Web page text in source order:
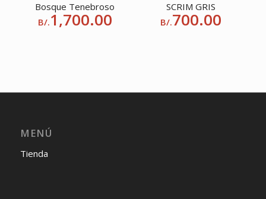
Bosque Tenebroso
B/.1,700.00
SCRIM GRIS
B/.700.00
MENÚ
Tienda